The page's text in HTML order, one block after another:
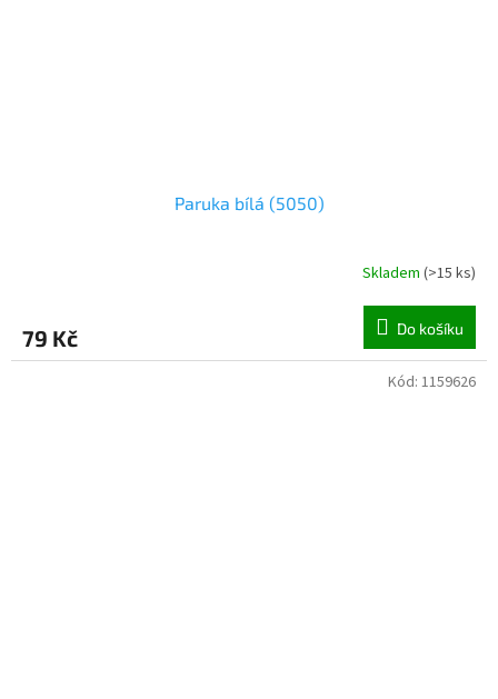
Paruka bílá (5050)
Skladem (>15 ks)
79 Kč Do košíku
Kód: 1159626